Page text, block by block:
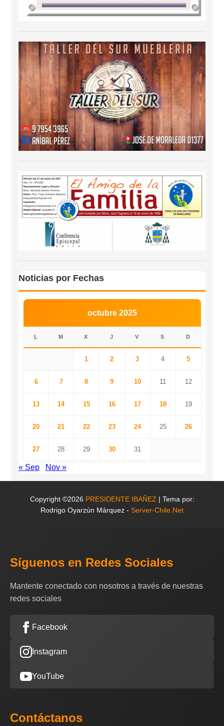
Noticias por Fechas
octubre 2025
L M X J V S D
1 2 3 4 5
6 7 8 9 10 11 12
13 14 15 16 17 18 19
20 21 22 23 24 25 26
27 28 29 30 31
« Sep Nov »
Copyright ©2026 PRESIDENTE IBAÑEZ | Tema por:
Rodrigo Oyarzún Márquez - Server-Chile.Net
Síguenos en Redes Sociales
Mantente conectado con nosotros a través de nuestras
redes sociales
Facebook
Instagram
YouTube
Contáctanos